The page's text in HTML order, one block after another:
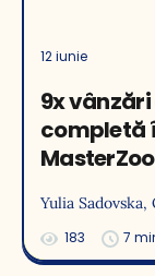
12 iunie
9x
completă
Yespo
Yulia Sadovska,
183 7